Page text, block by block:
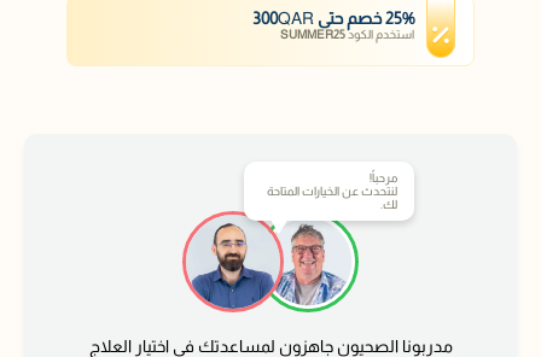
25% خصم حتى 300QAR
استخدم الكودSUMMER25
مرحباً!
لنتحدث عن الخيارات المتاحة
لك.
مدربونا الصحيون جاهزون لمساعدتك في اختيار العلاج